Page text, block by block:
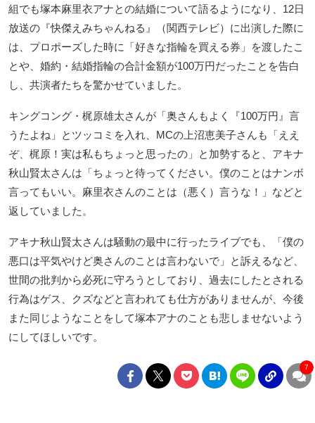
組でも塚本麻里衣アナとの結婚について語るようになり、12日
放送の『快傑えみちゃんねる』（関西テレビ）に出演した際に
は、プロポーズした時に「好きな指輪を買える券」を渡したこ
とや、婚約・結婚指輪の合計金額が100万円だったことを告白
し、共演者たちを驚かせていました。
キングコング・梶原雄太さんが「奥さんもよく『100万円』言
うたよね」とツッコミを入れ、MCの上沼恵美子さんも「ええ
ぞ、梶原！実は私もちょっと思ったの」と加勢すると、アキナ
秋山賢太さんは「ちょっと待ってください。僕のことはナンボ
言ってもいい。麻里衣さんのことは（悪く）言うな！」などと
返していました。
アキナ秋山賢太さんは騒動の最中に行ったライブでも、「僕の
悪口は平気やけど奥さんのことは言わないで」と訴えるなど、
世間の批判から必死に守ろうとしており、過去にしたとされる
行為はゲス、クズなどと言われても仕方がありませんが、今後
また同じようなことをして塚本アナのことも悲しませないよう
にしてほしいです。
7